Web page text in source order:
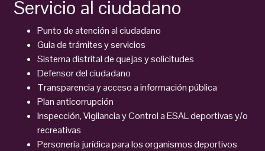
Servicio al ciudadano
Punto de atención al ciudadano
Guia de trámites y servicios
Sistema distrital de quejas y solicitudes
Defensor del ciudadano
Transparencia y acceso a información pública
Plan anticorrupción
Inspección, Vigilancia y Control a ESAL deportivas y/o
recreativas
Personería jurídica para los organismos deportivos